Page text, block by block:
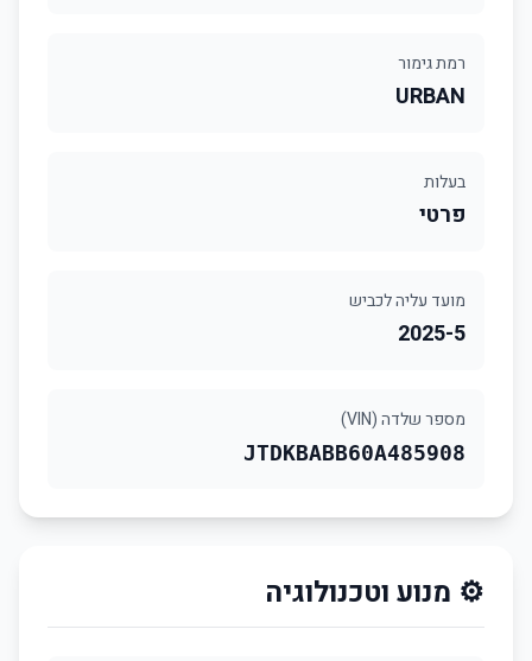
רמת גימור
URBAN
בעלות
פרטי
מועד עליה לכביש
2025-5
מספר שלדה (VIN)
JTDKBABB60A485908
⚙️ מנוע וטכנולוגיה